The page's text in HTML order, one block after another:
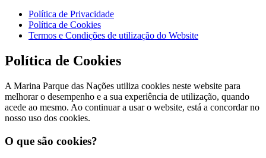
Política de Privacidade
Política de Cookies
Termos e Condições de utilização do Website
Política de Cookies
A Marina Parque das Nações utiliza cookies neste website para
melhorar o desempenho e a sua experiência de utilização, quando
acede ao mesmo. Ao continuar a usar o website, está a concordar no
nosso uso dos cookies.
O que são cookies?